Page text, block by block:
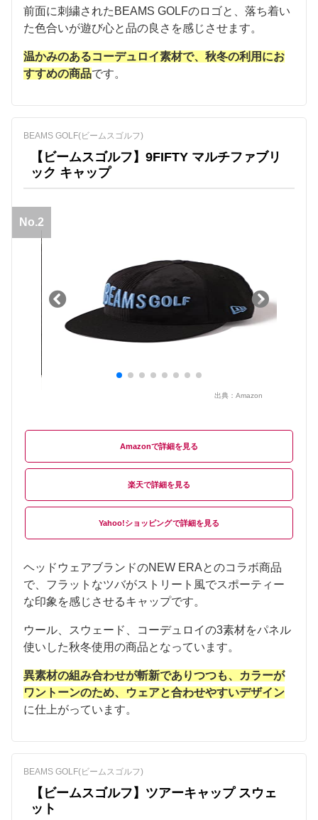
前面に刺繍されたBEAMS GOLFのロゴと、落ち着い
た色合いが遊び心と品の良さを感じさせます。
温かみのあるコーデュロイ素材で、秋冬の利用にお
すすめの商品です。
BEAMS GOLF(ビームスゴルフ)
【ビームスゴルフ】9FIFTY マルチファブリ
ック キャップ
No.2
出典： Amazon
Amazon
楽天
Yahoo!ショッピング
ヘッドウェアブランドのNEW ERAとのコラボ商品
で、フラットなツバがストリート風でスポーティー
な印象を感じさせるキャップです。
ウール、スウェード、コーデュロイの3素材をパネル
使いした秋冬使用の商品となっています。
異素材の組み合わせが斬新でありつつも、カラーが
ワントーンのため、ウェアと合わせやすいデザイン
に仕上がっています。
BEAMS GOLF(ビームスゴルフ)
【ビームスゴルフ】ツアーキャップ スウェ
ット